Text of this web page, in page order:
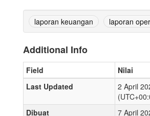
laporan keuangan laporan
Additional Info
Field
Nilai
Last Updated
2 April
Dibuat
7 April